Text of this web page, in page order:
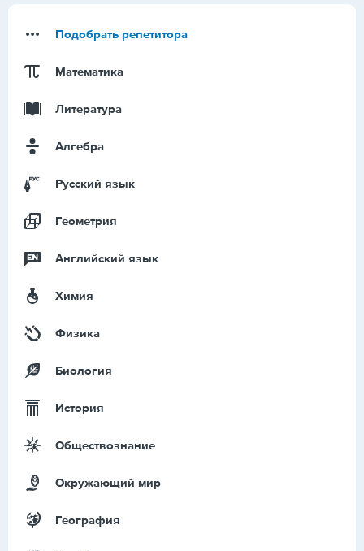
Подобрать репетитора
Математика
Литература
Алгебра
Русский язык
Геометрия
Английский язык
Химия
Физика
Биология
История
Обществознание
Окружающий мир
География